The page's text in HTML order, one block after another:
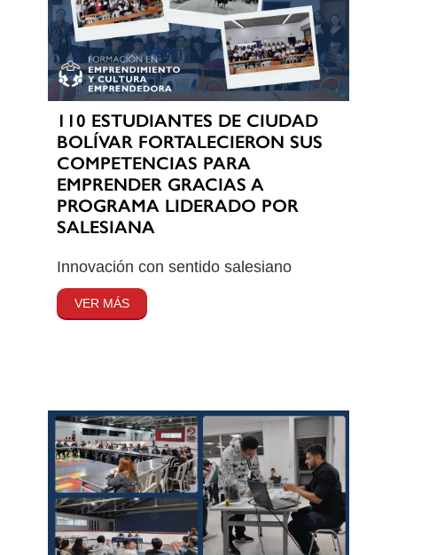
110 ESTUDIANTES DE CIUDAD
BOLÍVAR FORTALECIERON SUS
COMPETENCIAS PARA
EMPRENDER GRACIAS A
PROGRAMA LIDERADO POR
SALESIANA
Innovación con sentido salesiano
VER MÁS